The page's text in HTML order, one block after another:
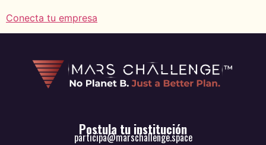
Conecta tu empresa
Postula tu institución
participa@marschallenge.space